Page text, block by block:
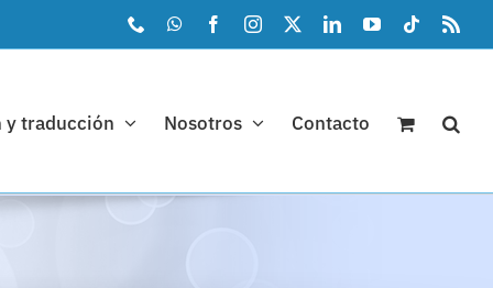
Phone WhatsAppFacebookInstagram LinkedInYouTubeTiktok
traducción Nosotros Contacto